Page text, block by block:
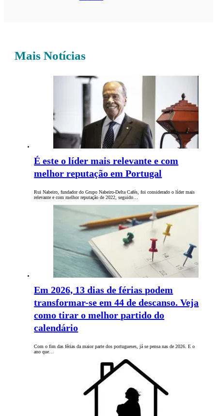
Mais Notícias
É este o líder mais relevante e com
melhor reputação em Portugal
Rui Nabeiro, fundador do Grupo Nabeiro-Delta Cafés, foi considerado o líder mais
relevante e com melhor reputação de 2022, seguido…
Em 2026, 13 dias de férias podem
transformar-se em 44 de descanso. Veja
como tirar o melhor partido do
calendário
Com o fim das férias da maior parte dos portugueses, já se pensa nas de 2026. E o
ano que…